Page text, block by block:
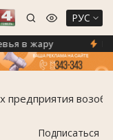
РУС
жару
предприятия
Подписаться